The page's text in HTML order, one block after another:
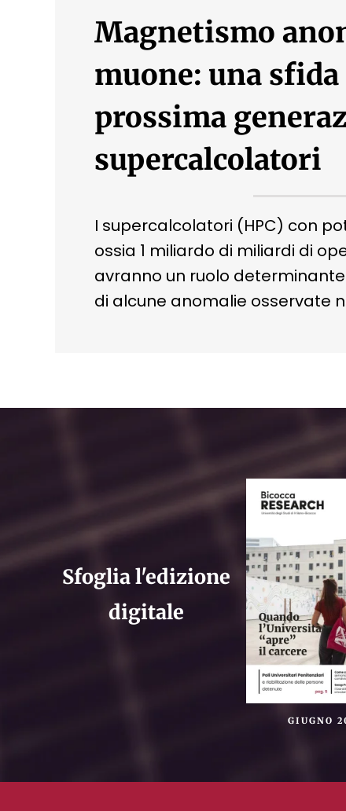
Magnetismo
muone: una
prossima
supercalcolatori
I supercalcolatori (HPC) con
ossia 1 miliardo di miliardi di
avranno un ruolo
di alcune anomalie osservate
Sfoglia l'edizione
digitale
GIUGNO